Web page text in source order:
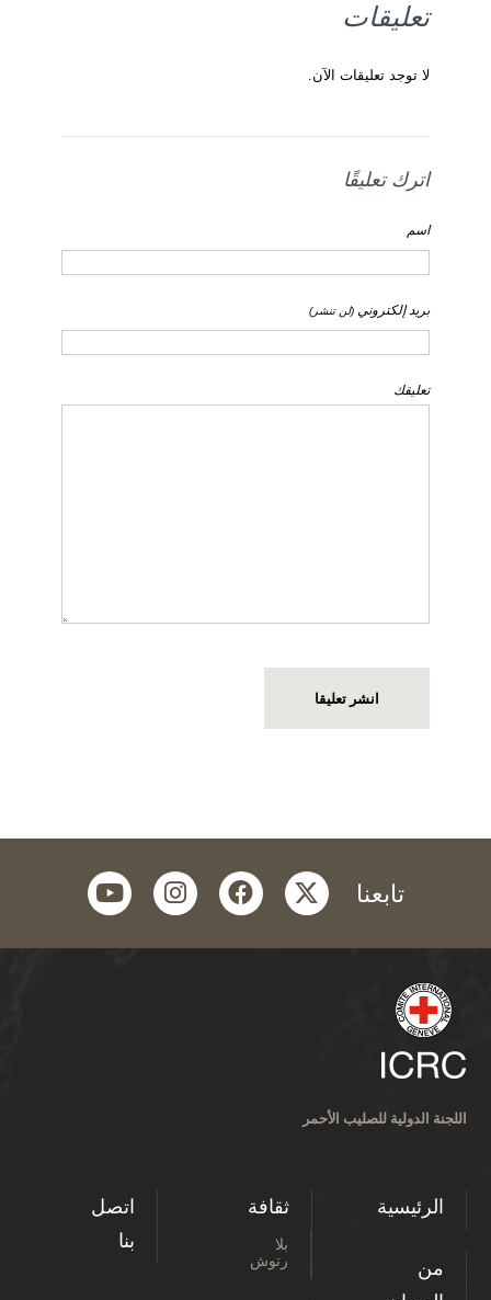
تعليقات
لا توجد تعليقات الآن.
اترك تعليقًا
اسم
بريد إلكتروني (لن تنشر)
تعليقك
تابعنا twitter
facebook
instagram
youtube
اللجنة الدولية للصليب الأحمر
الرئيسية
من
ثقافة
بلا
رتوش
اتصل
بنا